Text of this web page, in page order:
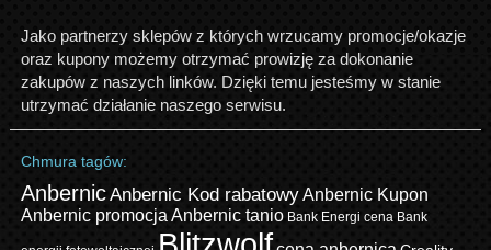
Jako partnerzy sklepów z których wrzucamy promocje/okazje
oraz kupony możemy otrzymać prowizję za dokonanie
zakupów z naszych linków. Dzięki temu jesteśmy w stanie
utrzymać działanie naszego serwisu.
Chmura tagów:
AnbernicAnbernic Kod rabatowyAnbernic Kupon
Anbernic promocja Anbernic tanio Bank Energi cena Bank